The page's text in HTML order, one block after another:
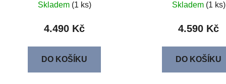
Skladem (1 ks)
4.490 Kč
DO KOŠÍKU
Skladem (1 ks)
4.590 Kč
DO KOŠÍKU